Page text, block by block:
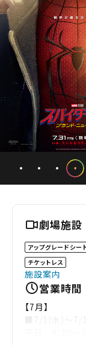
劇場施設
アップグレードシー
チケットレス
施設案内
営業時間
【7月】
平日 9：00～